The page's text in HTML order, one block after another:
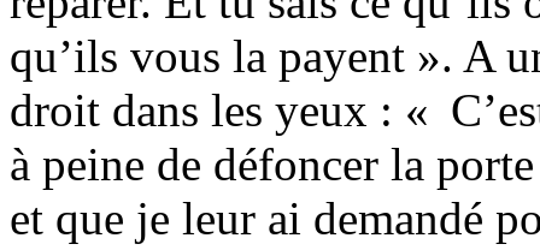
qu’ils vous la payent ». A
droit dans les yeux : «
à peine de défoncer la
et que je leur ai demandé